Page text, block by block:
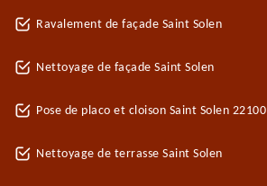
Ravalement de façade Saint Solen
Nettoyage de façade Saint Solen
Pose de placo et cloison Saint Solen 22100
Nettoyage de terrasse Saint Solen